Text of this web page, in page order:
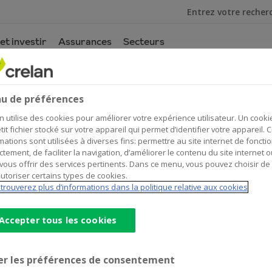
Je cherche
investir Assurances Secteurs
financement pour votre entreprise
financement pour votre
du fonds de roulement
de préférences
utilise des cookies pour améliorer votre expérience utilisateur. Un
fichier stocké sur votre appareil qui permet d’identifier votre appareil.
sont utilisées à diverses fins: permettre au site internet de
de faciliter la navigation, d’améliorer le contenu du site internet
offrir des services pertinents. Dans ce menu, vous pouvez choisir de
certains types de cookies.
plus d’informations dans la politique relative aux cookies
tous les cookies
les préférences de consentement